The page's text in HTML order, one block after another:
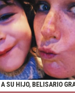
SU HIJO, BELISARIO